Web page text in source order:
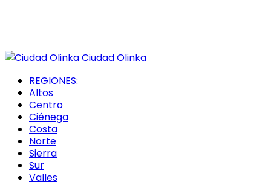
Ciudad Olinka
REGIONES:
Altos
Centro
Ciénega
Costa
Norte
Sierra
Sur
Valles